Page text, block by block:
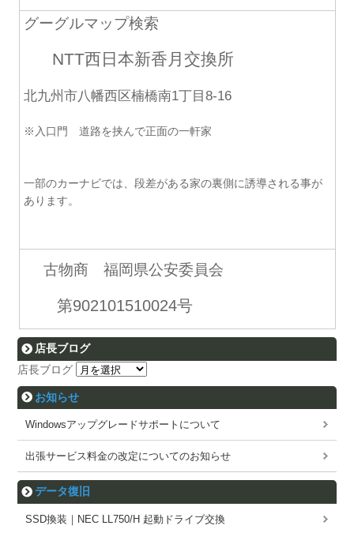
グーグルマップ検索
NTT西日本新香月交換所
北九州市八幡西区楠橋南1丁目8-16
※入口門 道路を挟んで正面の一軒家
一部のカーナビでは、段差がある家の裏側に誘導される事が
あります。
古物商 福岡県公安委員会
第902101510024号
店長ブログ
店長ブログ
お知らせ
Windowsアップグレードサポートについて
出張サービス料金の改定についてのお知らせ
データ復旧
SSD換装｜NEC LL750/H 起動ドライブ交換